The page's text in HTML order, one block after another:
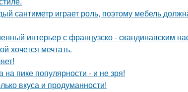
сантиметр играет роль, поэтому мебель
интерьер с французско - скандинавским
хочется мечтать.
пике популярности - и не зря!
вкуса и продуманности!